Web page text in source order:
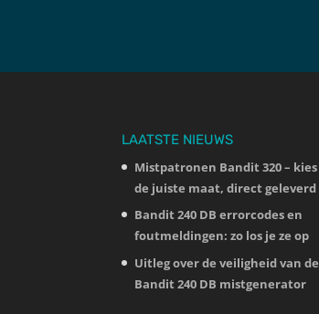
LAATSTE NIEUWS
Mistpatronen Bandit 320 – kies
de juiste maat, direct geleverd
Bandit 240 DB errorcodes en
foutmeldingen: zo los je ze op
Uitleg over de veiligheid van de
Bandit 240 DB mistgenerator